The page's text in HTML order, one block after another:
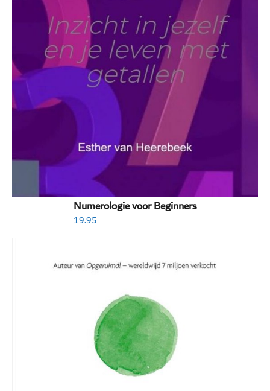
Numerologie voor Beginners
19.95